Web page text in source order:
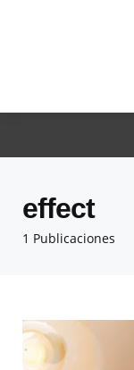
1 Publicaciones
effect